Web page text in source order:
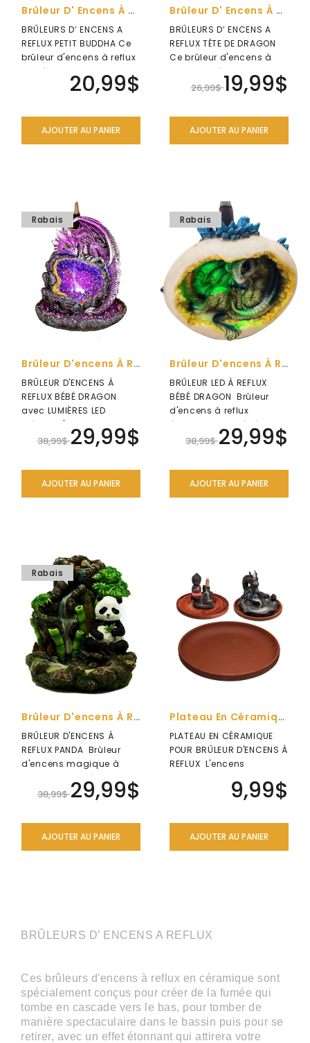
Brûleur D' Encens À Reflux Petit Buddha
BRÛLEURS D’ ENCENS A
REFLUX PETIT BUDDHA Ce
brûleur d'encens à reflux
en céramique est
spécialeme..20,99$
AJOUTER AU PANIER
Brûleur D' Encens À Reflux Tête De Dragon
BRÛLEURS D’ ENCENS A
REFLUX TÊTE DE DRAGON
Ce brûleur d'encens à
reflux en céramique est
spéciale..
26,99$19,99$
AJOUTER AU PANIER
Rabais
Brûleur D'encens À Reflux LED Bébé Dragon
BRÛLEUR D'ENCENS À
REFLUX BÉBÉ DRAGON
avec LUMIÈRES LED
Brûleur d'encens LED
magique à reflux : ..
38,99$29,99$
AJOUTER AU PANIER
Rabais
Brûleur D'encens À Reflux LED Bébé Dragon
BRÛLEUR LED À REFLUX
BÉBÉ DRAGON Brûleur
d'encens à reflux
éclosion d’un bébé
dragon avec lumièr..
38,99$29,99$
AJOUTER AU PANIER
Rabais
Brûleur D'encens À Reflux Panda
BRÛLEUR D'ENCENS À
REFLUX PANDA Brûleur
d'encens magique à
reflux : La fumée
d'encens coule vers..
38,99$29,99$
AJOUTER AU PANIER
Plateau En Céramique Pour Brûleur À Reflux
PLATEAU EN CÉRAMIQUE
POUR BRÛLEUR D'ENCENS À
REFLUX L'encens
9,99$
AJOUTER AU PANIER
BRÛLEURS D’ ENCENS A REFLUX
Ces brûleurs d'encens à reflux en céramique sont
spécialement conçus pour créer de la fumée qui
tombe en cascade vers le bas, pour tomber de
manière spectaculaire dans le bassin puis pour se
retirer, avec un effet étonnant qui attirera votre